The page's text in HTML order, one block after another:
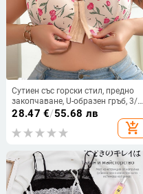
Сутиен със горски стил, предно
закопчаване, U-образен гръб, 3/4
чашка, тънки оформени чашки,
фиксирани двойни презрамки
28.47 €/55.68 лв
add_shopping_cart